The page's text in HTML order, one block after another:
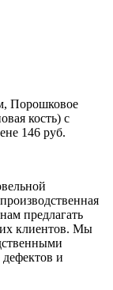
Порошковое
кость) с
146 руб.
предлагать
клиентов. Мы
и